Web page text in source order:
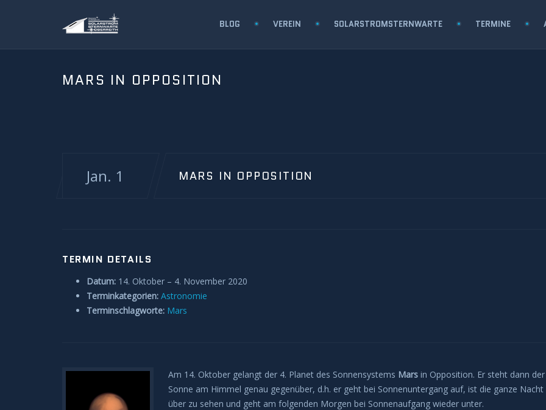
BLOG VEREIN SOLARSTROMSTERNWARTE TERMINE
MARS IN OPPOSITION
Jan. 1 MARS IN OPPOSITION
TERMIN DETAILS
Datum: 14. Oktober – 4. November 2020
Terminkategorien: Astronomie
Terminschlagworte: Mars
Am 14. Oktober gelangt der 4. Planet des Sonnensystems Mars in Opposition. Er steht dann der
Sonne am Himmel genau gegenüber, d.h. er geht bei Sonnenuntergang auf, ist die ganze Nacht
über zu sehen und geht am folgenden Morgen bei Sonnenaufgang wieder unter.